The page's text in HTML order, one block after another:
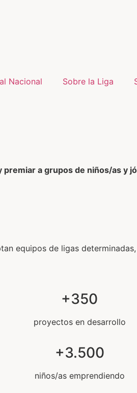
Nacional Sobre la Liga
a grupos de niños/as y
equipos de ligas
+350
proyectos en desarrollo
+3.500
niños/as emprendiendo